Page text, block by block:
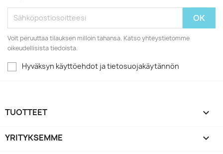
Voit peruuttaa tilauksen milloin tahansa. Katso yhteystietomme
oikeudellisista tiedoista.
Hyväksyn käyttöehdot ja tietosuojakäytännön
TUOTTEET 
YRITYKSEMME 